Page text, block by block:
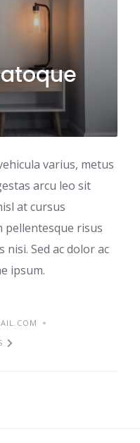
varius, metus
arcu leo sit
at cursus
pellentesque risus
nisi. Sed ac dolor ac
ipsum.